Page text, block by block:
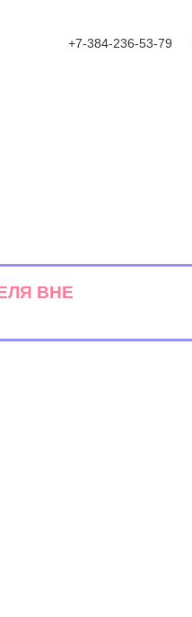
+7-384-236-53-79
ВНЕ